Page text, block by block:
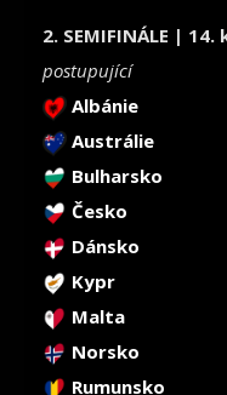
2. SEMIFINÁLE |
postupující
Albánie
Austrálie
Bulharsko
Česko
Dánsko
Kypr
Malta
Norsko
Rumunsko